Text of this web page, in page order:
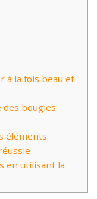
à la fois beau et
bougies
éléments
en utilisant la